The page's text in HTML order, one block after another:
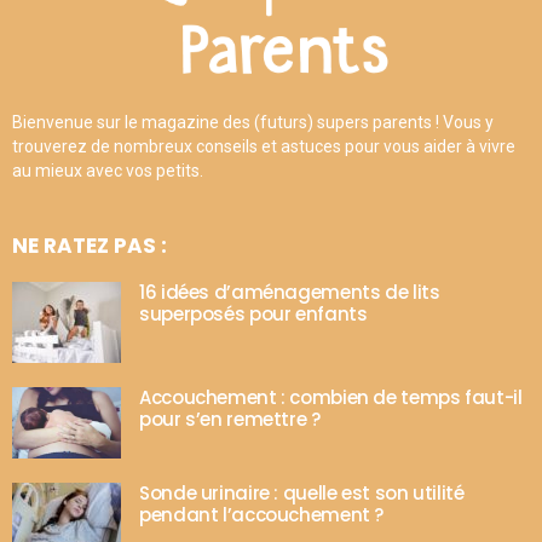
Bienvenue sur le magazine des (futurs) supers parents ! Vous y
trouverez de nombreux conseils et astuces pour vous aider à vivre
au mieux avec vos petits.
NE RATEZ PAS :
16 idées d’aménagements de lits
superposés pour enfants
Accouchement : combien de temps faut-il
pour s’en remettre ?
Sonde urinaire : quelle est son utilité
pendant l’accouchement ?